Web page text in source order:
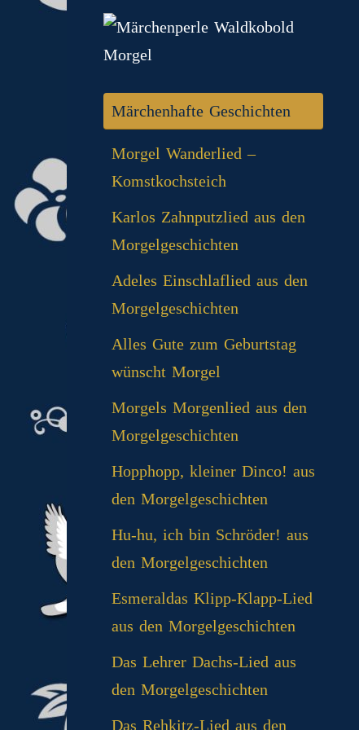
Märchenhafte Geschichten
Morgel Wanderlied –
Komstkochsteich
Karlos Zahnputzlied aus den
Morgelgeschichten
Adeles Einschlaflied aus den
Morgelgeschichten
Alles Gute zum Geburtstag
wünscht Morgel
Morgels Morgenlied aus den
Morgelgeschichten
Hopphopp, kleiner Dinco! aus
den Morgelgeschichten
Hu-hu, ich bin Schröder! aus
den Morgelgeschichten
Esmeraldas Klipp‑Klapp‑Lied
aus den Morgelgeschichten
Das Lehrer Dachs-Lied aus
den Morgelgeschichten
Das Rehkitz-Lied aus den